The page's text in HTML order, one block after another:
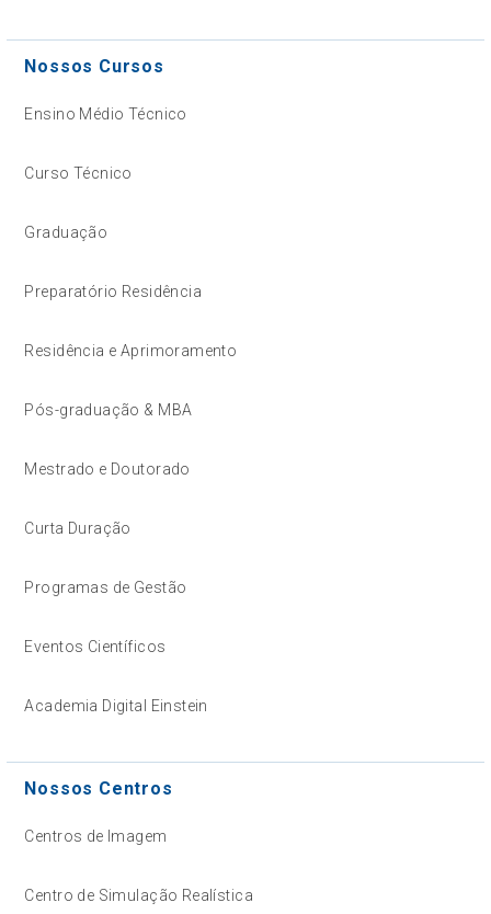
Nossos Cursos
Ensino Médio Técnico
Curso Técnico
Graduação
Preparatório Residência
Residência e Aprimoramento
Pós-graduação & MBA
Mestrado e Doutorado
Curta Duração
Programas de Gestão
Eventos Científicos
Academia Digital Einstein
Nossos Centros
Centros de Imagem
Centro de Simulação Realística